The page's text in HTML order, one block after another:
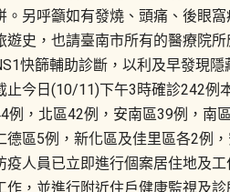
。另呼籲如有發燒、頭痛、後眼
遊史，也請臺南市所有的醫療院
快篩輔助診斷，以利及早發現
止今日(10/11)下午3時確診242例
例，北區42例，安南區39例，南
德區5例，新化區及佳里區各2例
疫人員已立即進行個案居住地及
作，並進行附近住戶健康監視及